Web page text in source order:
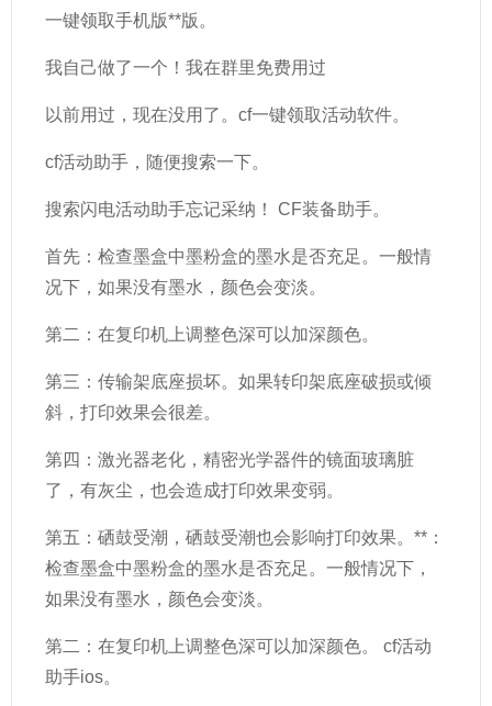
一键领取手机版**版。
我自己做了一个！我在群里免费用过
以前用过，现在没用了。cf一键领取活动软件。
cf活动助手，随便搜索一下。
搜索闪电活动助手忘记采纳！ CF装备助手。
首先：检查墨盒中墨粉盒的墨水是否充足。一般情
况下，如果没有墨水，颜色会变淡。
第二：在复印机上调整色深可以加深颜色。
第三：传输架底座损坏。如果转印架底座破损或倾
斜，打印效果会很差。
第四：激光器老化，精密光学器件的镜面玻璃脏
了，有灰尘，也会造成打印效果变弱。
第五：硒鼓受潮，硒鼓受潮也会影响打印效果。**：
检查墨盒中墨粉盒的墨水是否充足。一般情况下，
如果没有墨水，颜色会变淡。
第二：在复印机上调整色深可以加深颜色。 cf活动
助手ios。